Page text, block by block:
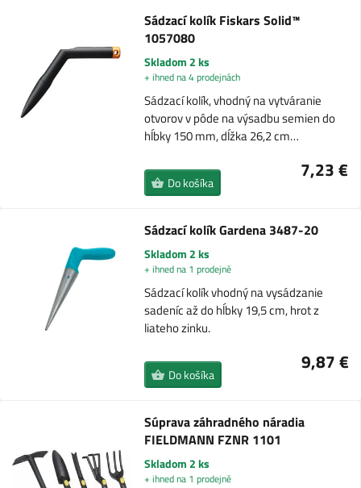
Sádzací kolík Fiskars Solid™
1057080
Skladom 2 ks
+ ihned na 4 prodejnách
Sádzací kolík, vhodný na vytváranie
otvorov v pôde na výsadbu semien do
hĺbky 150 mm, dĺžka 26,2 cm…
7,23 €
Do košíka
Sádzací kolík Gardena 3487-20
Skladom 2 ks
+ ihned na 1 prodejně
Sádzací kolík vhodný na vysádzanie
sadeníc až do hĺbky 19,5 cm, hrot z
liateho zinku.
9,87 €
Do košíka
Súprava záhradného náradia
FIELDMANN FZNR 1101
Skladom 2 ks
+ ihned na 1 prodejně